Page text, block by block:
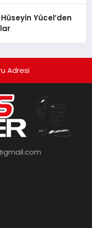
Yücel’den
Adresi